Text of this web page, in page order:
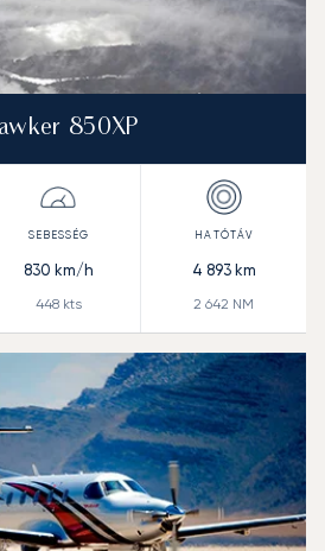
850XP
830 km/h
448kts
4 893km
2 642 NM